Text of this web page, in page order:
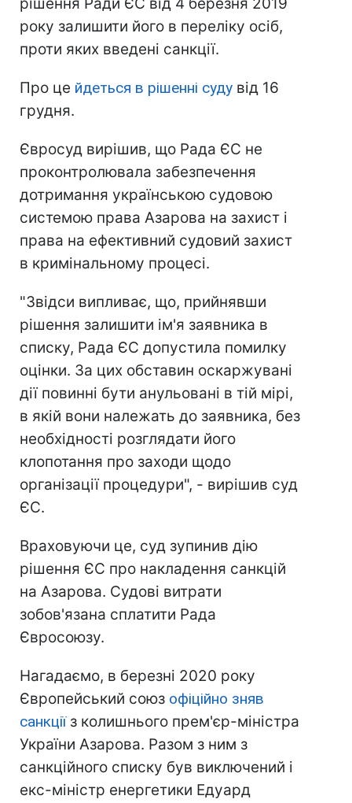
рішення Ради ЄС від 4 березня 2019
року залишити його в переліку осіб,
проти яких введені санкції.
Про це йдеться в рішенні суду від 16
грудня.
Євросуд вирішив, що Рада ЄС не
проконтролювала забезпечення
дотримання українською судовою
системою права Азарова на захист і
права на ефективний судовий захист
в кримінальному процесі.
"Звідси випливає, що, прийнявши
рішення залишити ім'я заявника в
списку, Рада ЄС допустила помилку
оцінки. За цих обставин оскаржувані
дії повинні бути анульовані в тій мірі,
в якій вони належать до заявника, без
необхідності розглядати його
клопотання про заходи щодо
організації процедури", - вирішив суд
ЄС.
Враховуючи це, суд зупинив дію
рішення ЄС про накладення санкцій
на Азарова. Судові витрати
зобов'язана сплатити Рада
Євросоюзу.
Нагадаємо, в березні 2020 року
Європейський союз офіційно зняв
санкціїз колишнього прем'єр-міністра
України Азарова. Разом з ним з
санкційного списку був виключений і
екс-міністр енергетики Едуард